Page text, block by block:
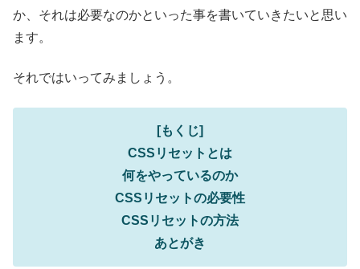
か、それは必要なのかといった事を書いていきたいと思い
ます。
それではいってみましょう。
[もくじ]
CSSリセットとは
何をやっているのか
CSSリセットの必要性
CSSリセットの方法
あとがき